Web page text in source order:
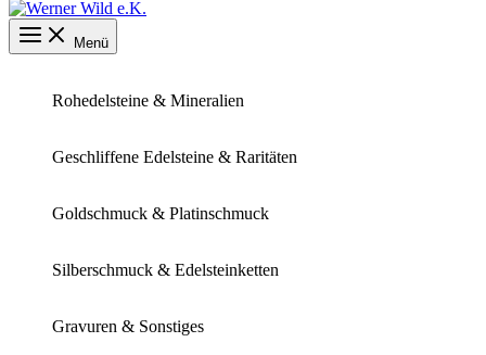
Menü
Rohedelsteine & Mineralien
Geschliffene Edelsteine & Raritäten
Goldschmuck & Platinschmuck
Silberschmuck & Edelsteinketten
Gravuren & Sonstiges